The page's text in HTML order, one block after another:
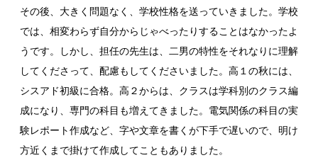
その後、大きく問題なく、学校性格を送っていきました。学校
では、相変わらず自分からじゃべったりすることはなかったよ
うです。しかし、担任の先生は、二男の特性をそれなりに理解
してくださって、配慮もしてくださいました。高１の秋には、
シスアド初級に合格。高２からは、クラスは学科別のクラス編
成になり、専門の科目も増えてきました。電気関係の科目の実
験レポート作成など、字や文章を書くが下手で遅いので、明け
方近くまで掛けて作成してこともありました。